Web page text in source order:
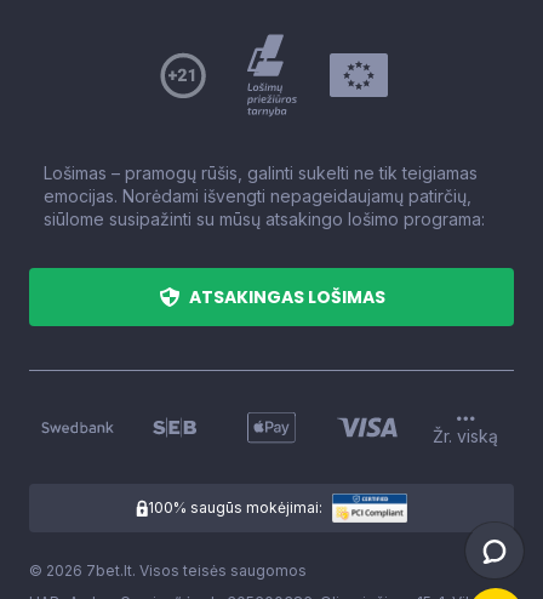
Lošimas – pramogų rūšis, galinti sukelti ne tik teigiamas
emocijas. Norėdami išvengti nepageidaujamų patirčių,
siūlome susipažinti su mūsų atsakingo lošimo programa:
ATSAKINGAS LOŠIMAS
Žr. viską
100% saugūs mokėjimai:
© 2026 7bet.lt. Visos teisės saugomos